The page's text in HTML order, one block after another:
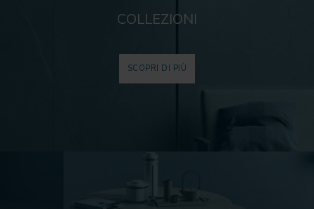
COLLEZIONI
SCOPRI DI PIÙ